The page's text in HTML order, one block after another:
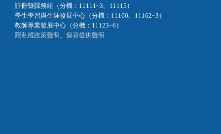
註冊暨課務組（分機：11111~3、11115）
學生學習與生涯發展中心（分機：11160、11162~3）
教師專業發展中心（分機：11123~6）
隱私權政策聲明
個資提供聲明